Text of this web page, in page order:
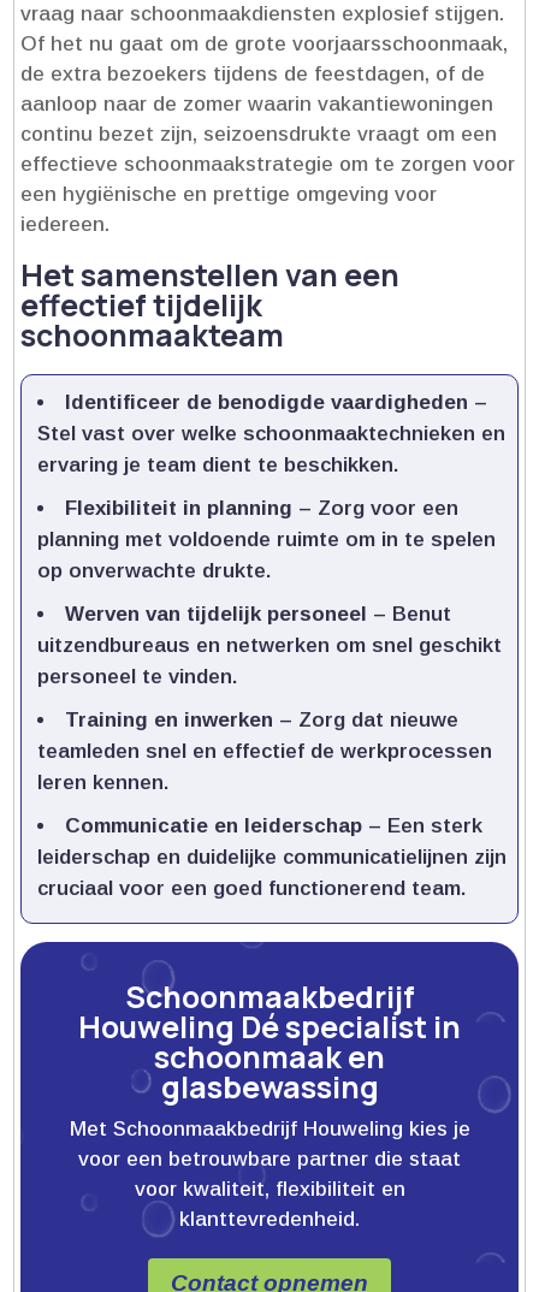
vraag naar schoonmaakdiensten explosief stijgen.​
Of het nu gaat om de grote voorjaarsschoonmaak,
de extra bezoekers tijdens de feestdagen, of de
aanloop naar de zomer waarin vakantiewoningen
continu bezet zijn, seizoensdrukte vraagt om een
effectieve schoonmaakstrategie om te zorgen voor
een hygiënische en prettige omgeving voor
iedereen.​
Het samenstellen van een
effectief tijdelijk
schoonmaakteam
Identificeer de benodigde vaardigheden –
Stel vast over welke schoonmaaktechnieken en
ervaring je team dient te beschikken.​
Flexibiliteit in planning – Zorg voor een
planning met voldoende ruimte om in te spelen
op onverwachte drukte.​
Werven van tijdelijk personeel – Benut
uitzendbureaus en netwerken om snel geschikt
personeel te vinden.​
Training en inwerken – Zorg dat nieuwe
teamleden snel en effectief de werkprocessen
leren kennen.​
Communicatie en leiderschap – Een sterk
leiderschap en duidelijke communicatielijnen zijn
cruciaal voor een goed functionerend team.​
Schoonmaakbedrijf
Houweling Dé specialist in
schoonmaak en
glasbewassing
Met Schoonmaakbedrijf Houweling kies je
voor een betrouwbare partner die staat
voor kwaliteit, flexibiliteit en
klanttevredenheid.
Contact opnemen